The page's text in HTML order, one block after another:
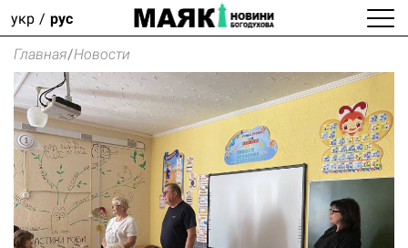
укр рус
Главная/Новости